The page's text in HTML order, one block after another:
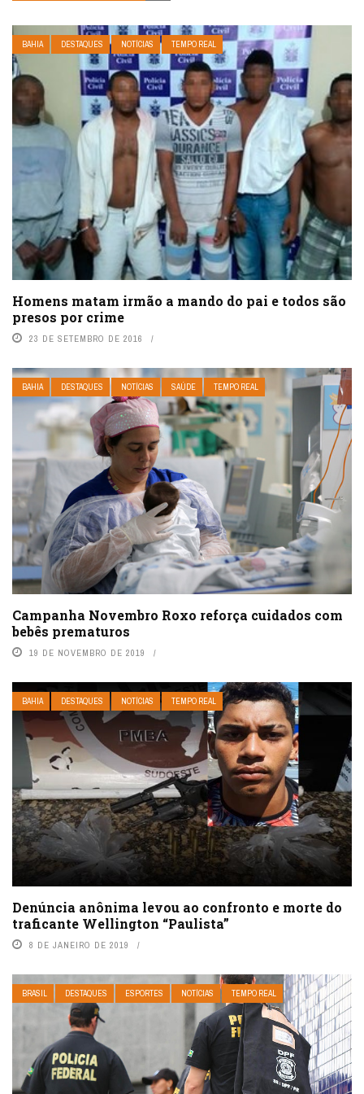
BAHIA DESTAQUES NOTÍCIAS TEMPO REAL
Homens matam irmão a mando do pai e todos são
presos por crime
23 DE SETEMBRO DE 2016
BAHIA DESTAQUES NOTÍCIAS SAÚDE TEMPO REAL
Campanha Novembro Roxo reforça cuidados com
bebês prematuros
19 DE NOVEMBRO DE 2019
BAHIA DESTAQUES NOTÍCIAS TEMPO REAL
Denúncia anônima levou ao confronto e morte do
traficante Wellington “Paulista”
8 DE JANEIRO DE 2019
BRASIL DESTAQUES ESPORTES NOTÍCIAS TEMPO REAL